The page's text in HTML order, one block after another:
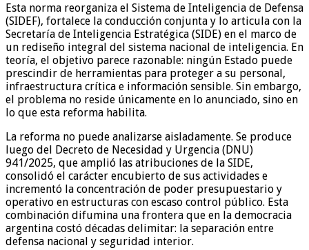
Esta norma reorganiza el Sistema de Inteligencia de Defensa
(SIDEF), fortalece la conducción conjunta y lo articula con la
Secretaría de Inteligencia Estratégica (SIDE) en el marco de
un rediseño integral del sistema nacional de inteligencia. En
teoría, el objetivo parece razonable: ningún Estado puede
prescindir de herramientas para proteger a su personal,
infraestructura crítica e información sensible. Sin embargo,
el problema no reside únicamente en lo anunciado, sino en
lo que esta reforma habilita.
La reforma no puede analizarse aisladamente. Se produce
luego del Decreto de Necesidad y Urgencia (DNU)
941/2025, que amplió las atribuciones de la SIDE,
consolidó el carácter encubierto de sus actividades e
incrementó la concentración de poder presupuestario y
operativo en estructuras con escaso control público. Esta
combinación difumina una frontera que en la democracia
argentina costó décadas delimitar: la separación entre
defensa nacional y seguridad interior.